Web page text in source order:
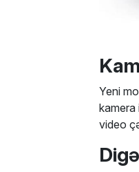
Yeni
kamera
video